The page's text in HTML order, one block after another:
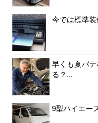
今では標準
早くも夏バ
る？...
9型ハイエー